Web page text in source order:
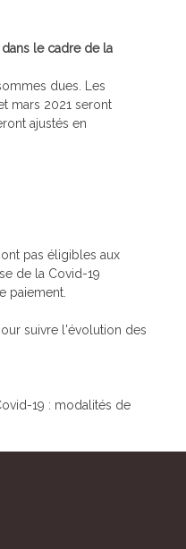
le cadre de la
dues. Les
mars 2021 seront
ajustés en
pas éligibles aux
de la Covid-19
paiement.
suivre l'évolution des
19 : modalités de